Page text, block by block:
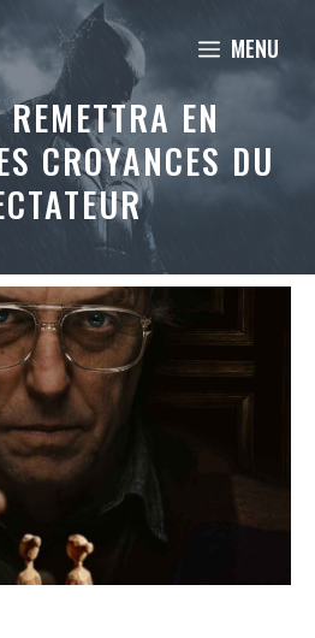
MENU
EN
CROYANCES DU